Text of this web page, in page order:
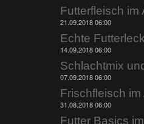
21.09.2018 06:00
14.09.2018 06:00
07.09.2018 06:00
Frischfleisch im
31.08.2018 06:00
Futter Basics